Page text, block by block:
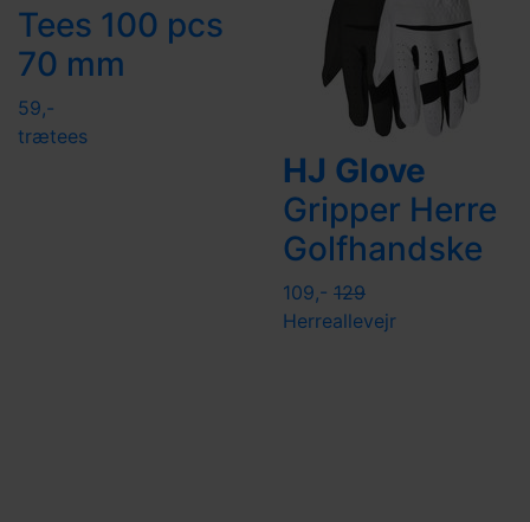
Tees 100 pcs
70 mm
59,-
trætees
HJ Glove
Gripper Herre
Golfhandske
109,- 129
Herreallevejr